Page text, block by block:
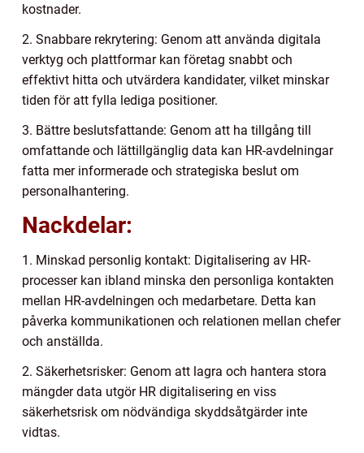
kostnader.
2. Snabbare rekrytering: Genom att använda digitala
verktyg och plattformar kan företag snabbt och
effektivt hitta och utvärdera kandidater, vilket minskar
tiden för att fylla lediga positioner.
3. Bättre beslutsfattande: Genom att ha tillgång till
omfattande och lättillgänglig data kan HR-avdelningar
fatta mer informerade och strategiska beslut om
personalhantering.
Nackdelar:
1. Minskad personlig kontakt: Digitalisering av HR-
processer kan ibland minska den personliga kontakten
mellan HR-avdelningen och medarbetare. Detta kan
påverka kommunikationen och relationen mellan chefer
och anställda.
2. Säkerhetsrisker: Genom att lagra och hantera stora
mängder data utgör HR digitalisering en viss
säkerhetsrisk om nödvändiga skyddsåtgärder inte
vidtas.